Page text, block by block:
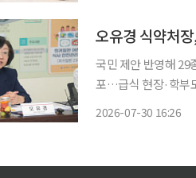
오유경 식약처
국민 제안 반영해 29
포…급식 현장·학부모 부담 완화 기대 식품의약
2026-07-30 16:26